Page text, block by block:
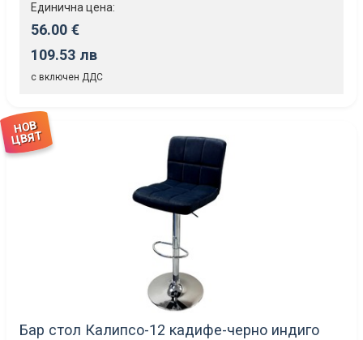
Единична цена:
56.00 €
109.53 лв
с включен ДДС
НОВ
ЦВЯТ
Бар стол Калипсо-12 кадифе-черно индиго